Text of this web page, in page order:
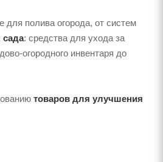
для полива огорода, от систем
сада: средства для ухода за
огородного инвентаря до
товаров для улучшения